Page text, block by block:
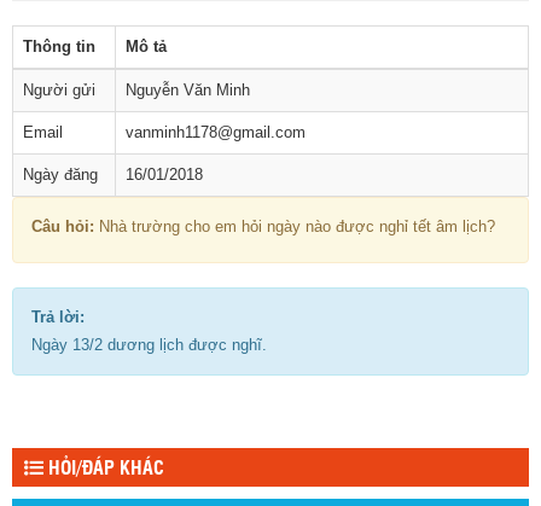
Thông tin Mô tả
Người gửi Nguyễn Văn Minh
Email vanminh1178@gmail.com
Ngày đăng 16/01/2018
Câu hỏi: Nhà trường cho em hỏi ngày nào được nghỉ tết âm lịch?
Trả lời:
Ngày 13/2 dương lịch được nghĩ.
HỎI/ĐÁP KHÁC